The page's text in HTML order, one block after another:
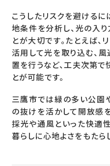
こうしたリスクを避ける
地条件を分析し、光の入り
とが大切です。たとえば
活用して光を取り込む、
置を行うなど、工夫次第で
とが可能です。
三鷹市では緑の多い公園
の抜けを活かして開放感
採光や通風といった快適
暮らしに心地よさをもたら